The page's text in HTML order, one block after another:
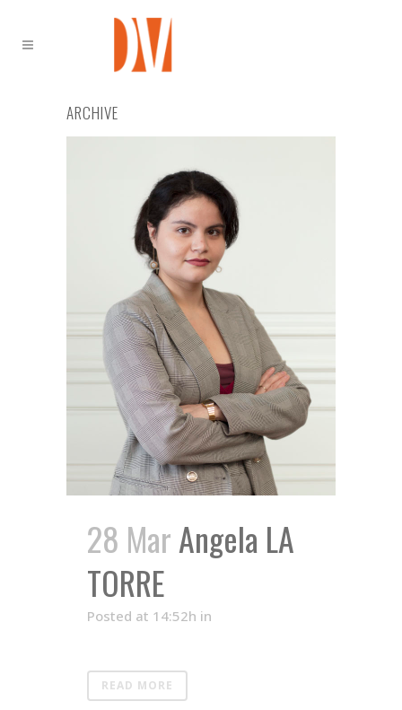
ARCHIVE
28 MarAngela LA
TORRE
Posted at 14:52h in
READ MORE